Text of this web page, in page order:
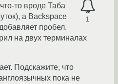
1
то вроде Таба
а Backspace
пробел.
на двух терминалах
Подскажите, что
пока не